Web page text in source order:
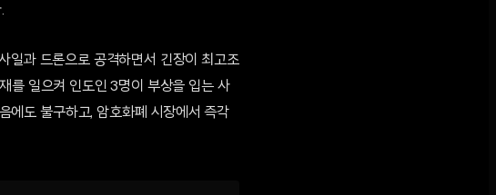
과 드론으로 공격하면서 긴장이 최고조
를 일으켜 인도인 3명이 부상을 입는 사
에도 불구하고, 암호화폐 시장에서 즉각